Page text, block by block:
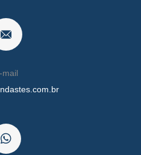
de energia de grande
mail